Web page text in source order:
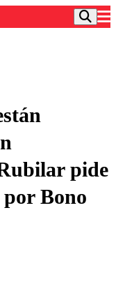
pide
Bono